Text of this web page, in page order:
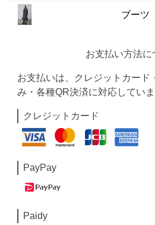
ブーツ
お支払い方法に
お支払いは、クレジットカード
み・各種QR決済に対応していま
クレジットカード
PayPay
Paidy